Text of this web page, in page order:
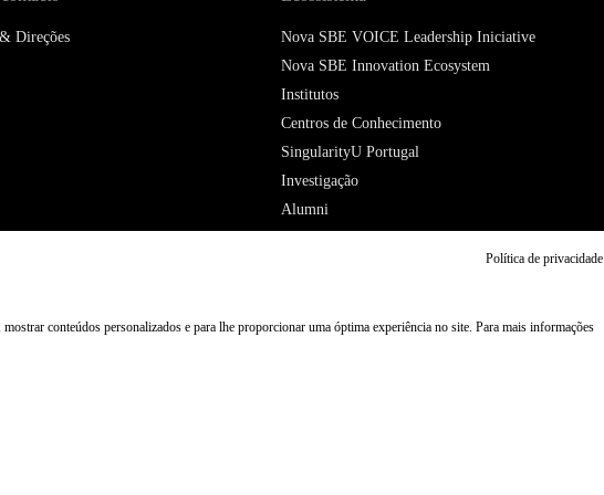
Direções
Nova SBE VOICE Leadership Iniciative
Nova SBE Innovation Ecosystem
Institutos
Centros de Conhecimento
SingularityU Portugal
Investigação
Alumni
Política de privacidade
conteúdos personalizados e para lhe proporcionar uma óptima experiência no site. Para mais informações